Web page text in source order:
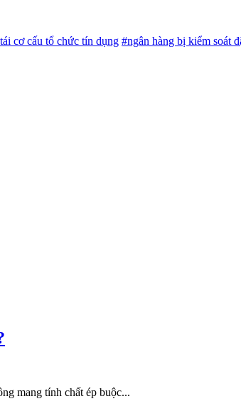
cơ cấu tổ chức tín dụng #ngân hàng bị kiểm soát
mang tính chất ép buộc...